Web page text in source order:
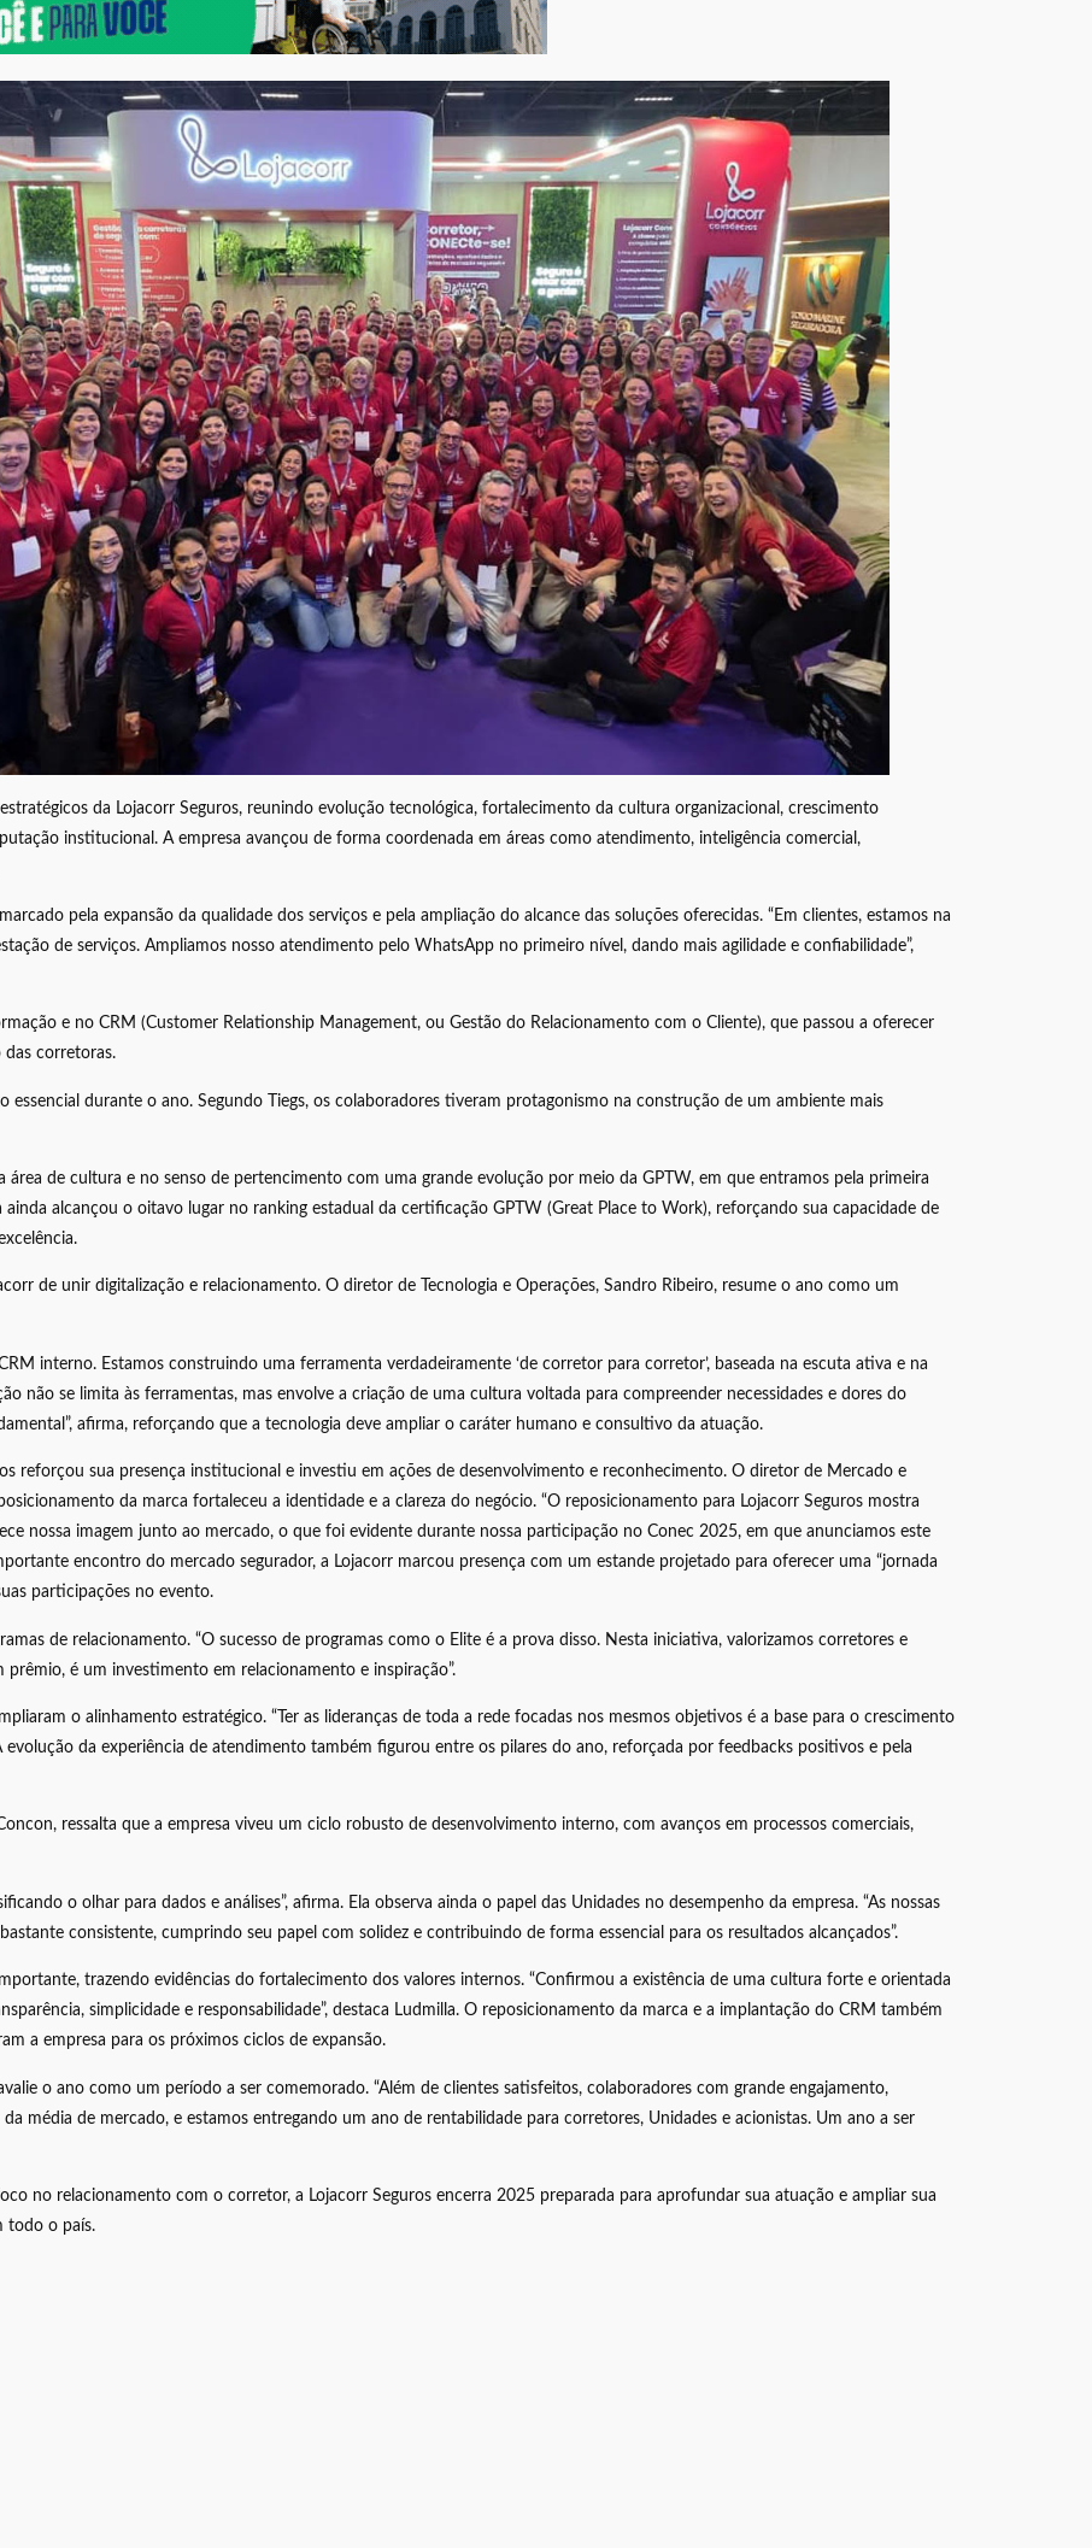
da Lojacorr Seguros, reunindo evolução tecnológica, fortalecimento da cultura organizacional, crescimento
institucional. A empresa avançou de forma coordenada em áreas como atendimento, inteligência comercial,
pela expansão da qualidade dos serviços e pela ampliação do alcance das soluções oferecidas. “Em clientes, estamos na
de serviços. Ampliamos nosso atendimento pelo WhatsApp no primeiro nível, dando mais agilidade e confiabilidade”,
e no CRM (Customer Relationship Management, ou Gestão do Relacionamento com o Cliente), que passou a oferecer
das corretoras.
durante o ano. Segundo Tiegs, os colaboradores tiveram protagonismo na construção de um ambiente mais
área de cultura e no senso de pertencimento com uma grande evolução por meio da GPTW, em que entramos pela primeira
ainda alcançou o oitavo lugar no ranking estadual da certificação GPTW (Great Place to Work), reforçando sua capacidade de
de unir digitalização e relacionamento. O diretor de Tecnologia e Operações, Sandro Ribeiro, resume o ano como um
interno. Estamos construindo uma ferramenta verdadeiramente ‘de corretor para corretor’, baseada na escuta ativa e na
não se limita às ferramentas, mas envolve a criação de uma cultura voltada para compreender necessidades e dores do
afirma, reforçando que a tecnologia deve ampliar o caráter humano e consultivo da atuação.
reforçou sua presença institucional e investiu em ações de desenvolvimento e reconhecimento. O diretor de Mercado e
da marca fortaleceu a identidade e a clareza do negócio. “O reposicionamento para Lojacorr Seguros mostra
nossa imagem junto ao mercado, o que foi evidente durante nossa participação no Conec 2025, em que anunciamos este
encontro do mercado segurador, a Lojacorr marcou presença com um estande projetado para oferecer uma “jornada
participações no evento.
de relacionamento. “O sucesso de programas como o Elite é a prova disso. Nesta iniciativa, valorizamos corretores e
é um investimento em relacionamento e inspiração”.
o alinhamento estratégico. “Ter as lideranças de toda a rede focadas nos mesmos objetivos é a base para o crescimento
da experiência de atendimento também figurou entre os pilares do ano, reforçada por feedbacks positivos e pela
ressalta que a empresa viveu um ciclo robusto de desenvolvimento interno, com avanços em processos comerciais,
o olhar para dados e análises”, afirma. Ela observa ainda o papel das Unidades no desempenho da empresa. “As nossas
consistente, cumprindo seu papel com solidez e contribuindo de forma essencial para os resultados alcançados”.
trazendo evidências do fortalecimento dos valores internos. “Confirmou a existência de uma cultura forte e orientada
simplicidade e responsabilidade”, destaca Ludmilla. O reposicionamento da marca e a implantação do CRM também
a empresa para os próximos ciclos de expansão.
o ano como um período a ser comemorado. “Além de clientes satisfeitos, colaboradores com grande engajamento,
média de mercado, e estamos entregando um ano de rentabilidade para corretores, Unidades e acionistas. Um ano a ser
no relacionamento com o corretor, a Lojacorr Seguros encerra 2025 preparada para aprofundar sua atuação e ampliar sua
todo o país.